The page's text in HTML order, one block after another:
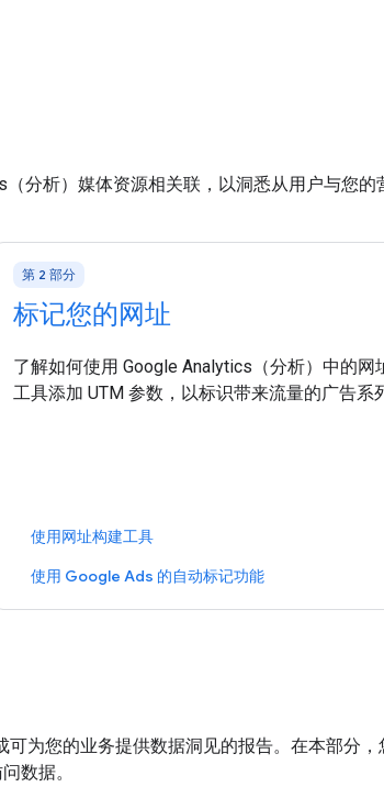
分析）媒体资源相关联，以洞悉从用户与您
第 2 部分
标记您的网址
了解如何使用 Google Analytics（分析）中的网
工具添加 UTM 参数，以标识带来流量的广告系
使用网址构建工具
使用 Google Ads 的自动标记功能
为您的业务提供数据洞见的报告。在本部分
数据。